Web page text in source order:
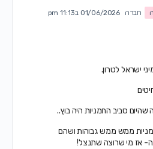
חברה 01/06/2026 ב11:13 pm
ישראל לטרון.
סביב החמניות היה בוץ..
ממש ממש גבוהות ושהם
אז מי שרוצה שתנצל!